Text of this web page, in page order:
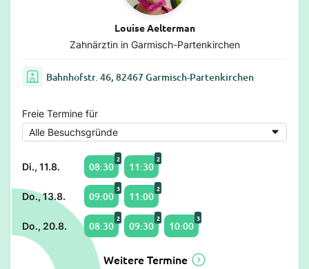
Louise Aelterman
Zahnärztin in Garmisch-Partenkirchen
Bahnhofstr. 46, 82467 Garmisch-Partenkirchen
Freie Termine für
Di., 11.8. 08:30
2
11:30
2
Do., 13.8. 09:00
3
11:00
2
Do., 20.8. 08:30
2
09:30
2
10:00
3
Weitere Termine